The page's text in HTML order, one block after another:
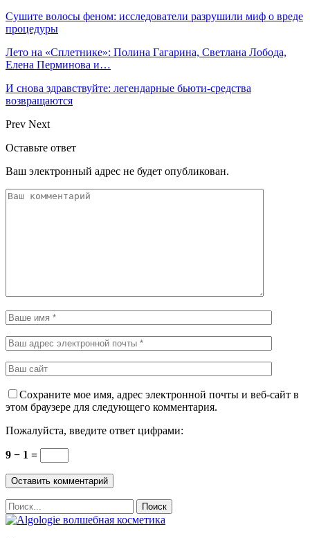
Сушите волосы феном: исследователи разрушили миф о вреде
процедуры
Лето на «Сплетнике»: Полина Гагарина, Светлана Лобода,
Елена Перминова и…
И снова здравствуйте: легендарные бьюти-средства
возвращаются
Prev Next
Оставьте ответ
Ваш электронный адрес не будет опубликован.
Сохраните мое имя, адрес электронной почты и веб-сайт в
этом браузере для следующего комментария.
Пожалуйста, введите ответ цифрами:
9 − 1 =